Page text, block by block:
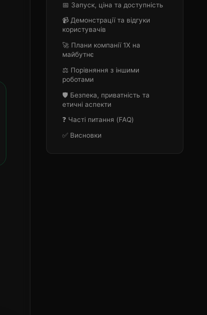
📅 Запуск, ціна та доступність
📹 Демонстрації та відгуки
користувачів
🚀 Плани компанії 1X на
майбутнє
⚖️ Порівняння з іншими
роботами
🛡️ Безпека, приватність та
етичні аспекти
❓ Часті питання (FAQ)
✅ Висновки